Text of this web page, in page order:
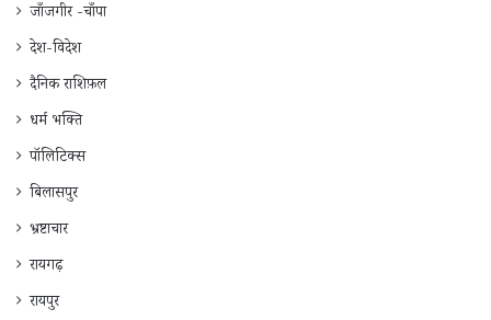
जाँजगीर -चाँपा
देश-विदेश
दैनिक राशिफ़ल
धर्म भक्ति
पॉलिटिक्स
बिलासपुर
भ्रष्टाचार
रायगढ़
रायपुर